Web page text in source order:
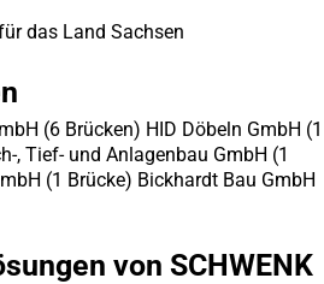
das Land Sachsen
(6 Brücken) HID Döbeln GmbH (1
, Tief- und Anlagenbau GmbH (1
(1 Brücke) Bickhardt Bau GmbH
von SCHWENK